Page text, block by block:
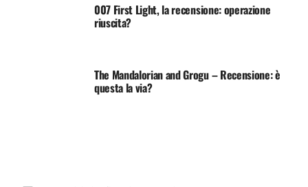
007 First Light, la recensione: operazione
riuscita?
The Mandalorian and Grogu – Recensione: è
questa la via?